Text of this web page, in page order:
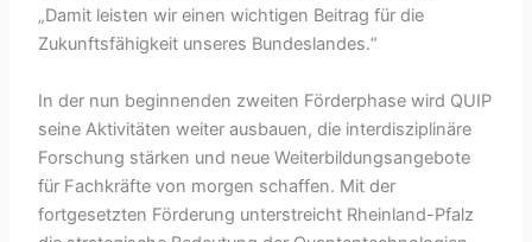
„Damit leisten wir einen wichtigen Beitrag für die
Zukunftsfähigkeit unseres Bundeslandes.“
In der nun beginnenden zweiten Förderphase wird QUIP
seine Aktivitäten weiter ausbauen, die interdisziplinäre
Forschung stärken und neue Weiterbildungsangebote
für Fachkräfte von morgen schaffen. Mit der
fortgesetzten Förderung unterstreicht Rheinland-Pfalz